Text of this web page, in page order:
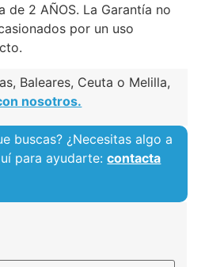
de 2 AÑOS. La Garantía no
por un uso
Baleares, Ceuta o Melilla,
nosotros.
buscas? ¿Necesitas algo a
para ayudarte:contacta